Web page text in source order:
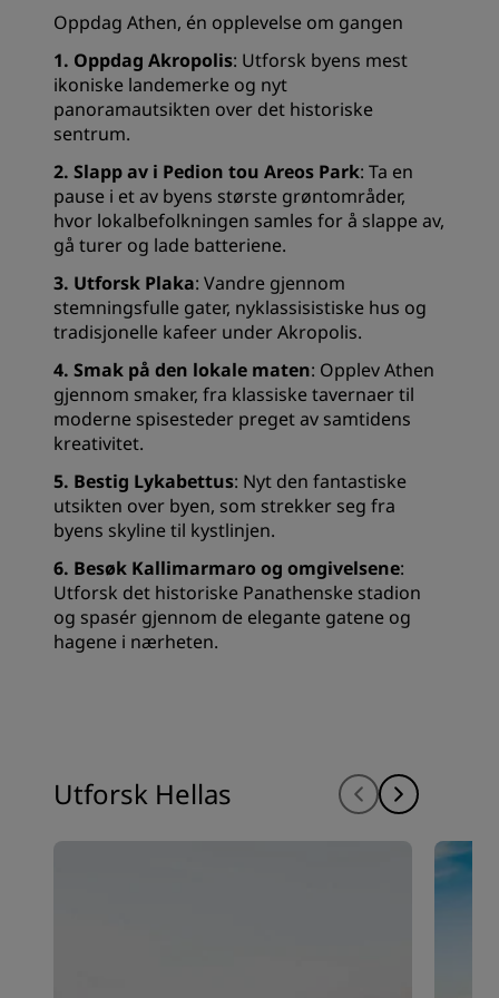
Oppdag Athen, én opplevelse om gangen
1. Oppdag Akropolis: Utforsk byens mest
ikoniske landemerke og nyt
panoramautsikten over det historiske
sentrum.
2. Slapp av i Pedion tou Areos Park: Ta en
pause i et av byens største grøntområder,
hvor lokalbefolkningen samles for å slappe av,
gå turer og lade batteriene.
3. Utforsk Plaka: Vandre gjennom
stemningsfulle gater, nyklassisistiske hus og
tradisjonelle kafeer under Akropolis.
4. Smak på den lokale maten: Opplev Athen
gjennom smaker, fra klassiske tavernaer til
moderne spisesteder preget av samtidens
kreativitet.
5. Bestig Lykabettus: Nyt den fantastiske
utsikten over byen, som strekker seg fra
byens skyline til kystlinjen.
6. Besøk Kallimarmaro og omgivelsene:
Utforsk det historiske Panathenske stadion
og spasér gjennom de elegante gatene og
hagene i nærheten.
Utforsk Hellas